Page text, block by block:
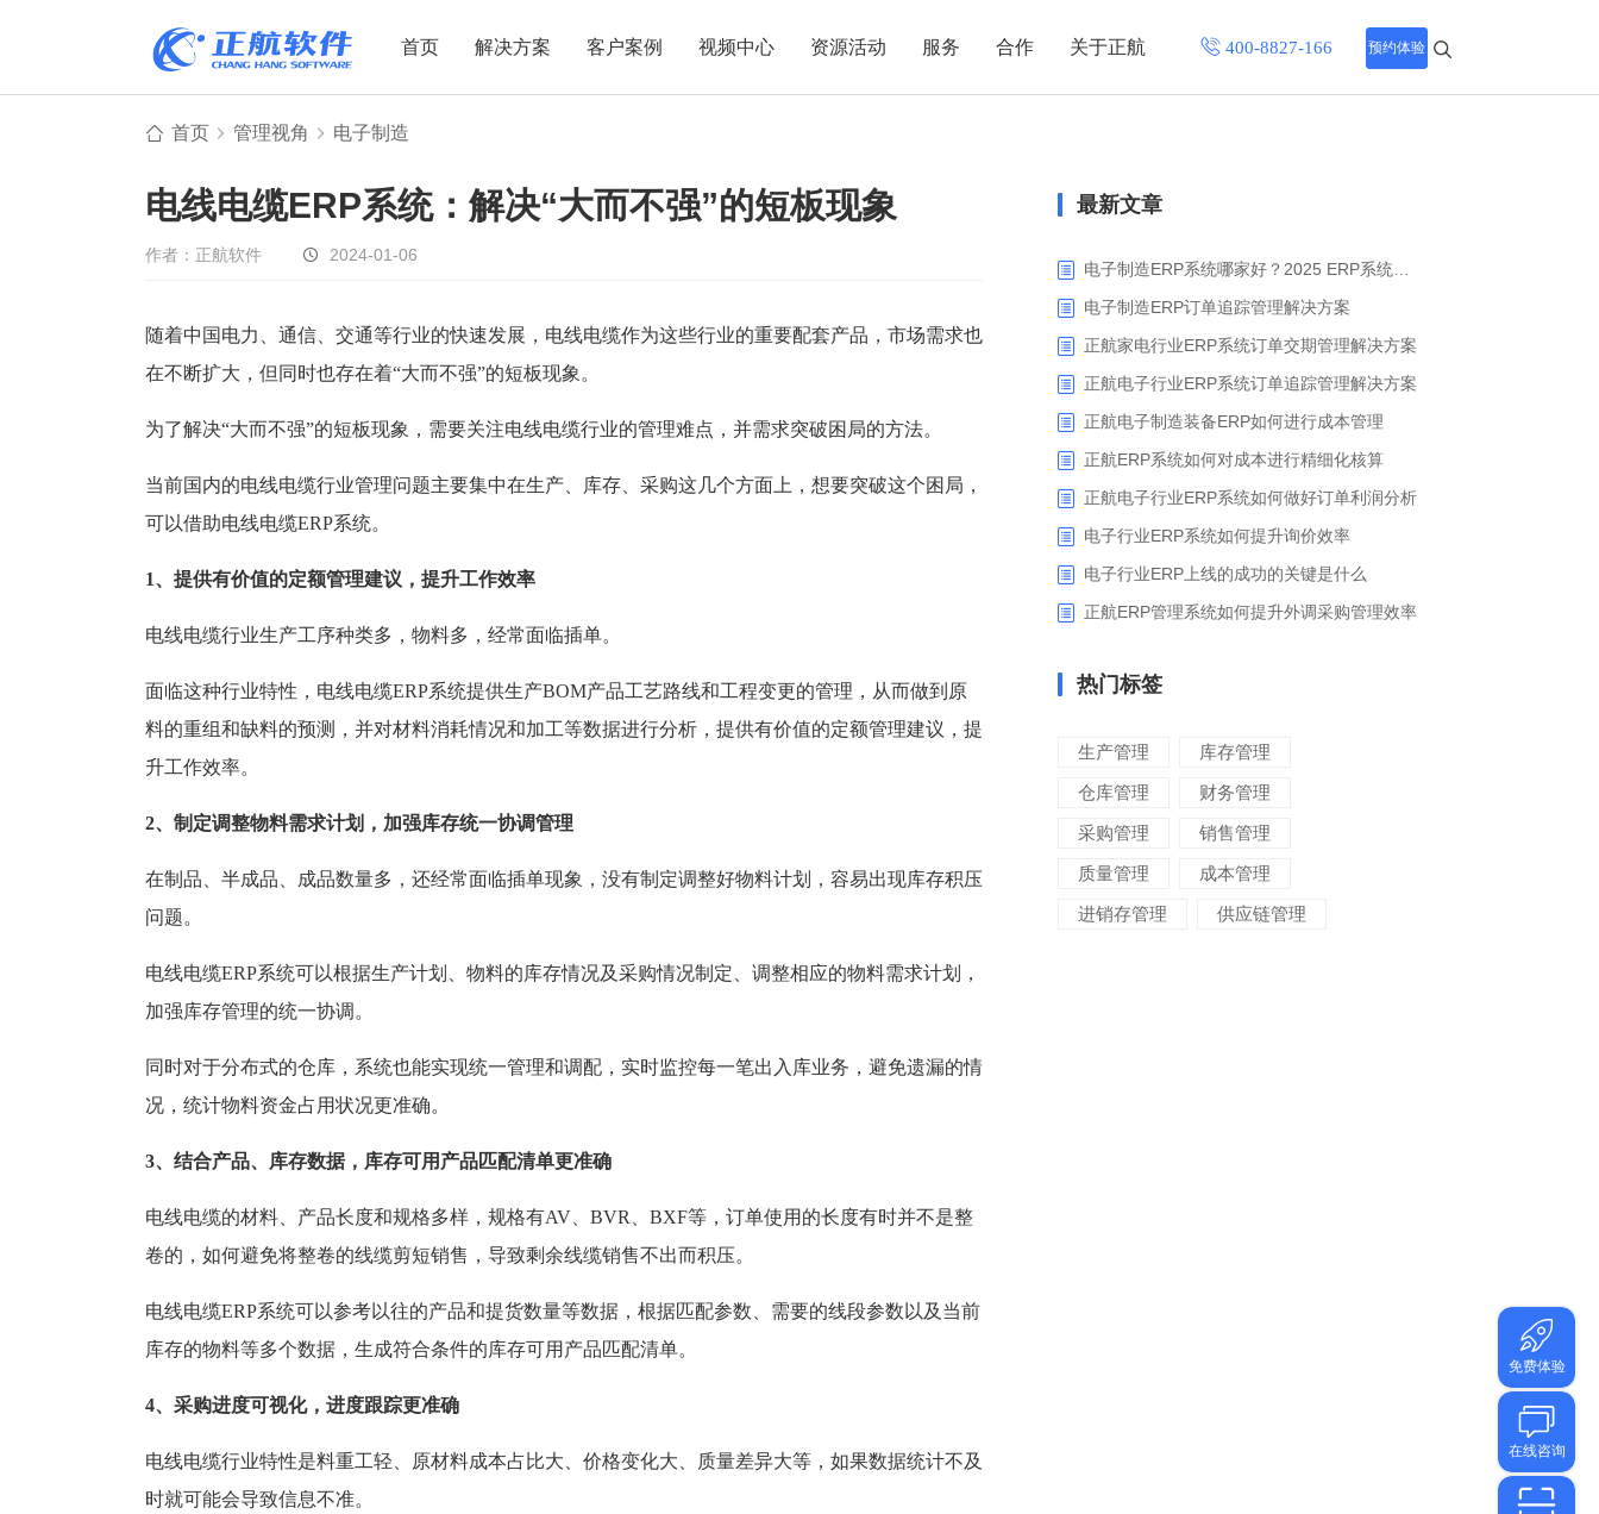
首页 解决方案
设备制造
非标自动化
电子制造
装备制造
PCB行业
塑胶加工
智能制造
查看更多>
电子贸易
大宗贸易
IC贸易行业
工贸一体型
工业设备贸易
查看更多>
生产管理
销售管理
研发管理
APS排程
移动报工
物料齐套
客户案例
机电设备 家用电器 电子制造
视频中心 资源活动
市场活动
服务 合作 关于正航
正航简介
正航历程
预约体验
首页 管理视角 电子制造
电线电缆ERP系统：解决“大而不强”的短板现象
作者：正航软件 2024-01-06
随着中国电力、通信、交通等行业的快速发展，电线电缆作为这些行业的重要配套产品，市场需求也
在不断扩大，但同时也存在着“大而不强”的短板现象。
为了解决“大而不强”的短板现象，需要关注电线电缆行业的管理难点，并需求突破困局的方法。
当前国内的电线电缆行业管理问题主要集中在生产、库存、采购这几个方面上，想要突破这个困局，
可以借助电线电缆ERP系统。
1、提供有价值的定额管理建议，提升工作效率
电线电缆行业生产工序种类多，物料多，经常面临插单。
面临这种行业特性，电线电缆ERP系统提供生产BOM产品工艺路线和工程变更的管理，从而做到原
料的重组和缺料的预测，并对材料消耗情况和加工等数据进行分析，提供有价值的定额管理建议，提
升工作效率。
2、制定调整物料需求计划，加强库存统一协调管理
在制品、半成品、成品数量多，还经常面临插单现象，没有制定调整好物料计划，容易出现库存积压
问题。
电线电缆ERP系统可以根据生产计划、物料的库存情况及采购情况制定、调整相应的物料需求计划，
加强库存管理的统一协调。
同时对于分布式的仓库，系统也能实现统一管理和调配，实时监控每一笔出入库业务，避免遗漏的情
况，统计物料资金占用状况更准确。
3、结合产品、库存数据，库存可用产品匹配清单更准确
电线电缆的材料、产品长度和规格多样，规格有AV、BVR、BXF等，订单使用的长度有时并不是整
卷的，如何避免将整卷的线缆剪短销售，导致剩余线缆销售不出而积压。
电线电缆ERP系统可以参考以往的产品和提货数量等数据，根据匹配参数、需要的线段参数以及当前
库存的物料等多个数据，生成符合条件的库存可用产品匹配清单。
4、采购进度可视化，进度跟踪更准确
电线电缆行业特性是料重工轻、原材料成本占比大、价格变化大、质量差异大等，如果数据统计不及
时就可能会导致信息不准。
最新文章
电子制造ERP订单追踪管理解决方案
正航家电行业ERP系统订单交期管理解决方案
正航电子行业ERP系统订单追踪管理解决方案
正航电子制造装备ERP如何进行成本管理
正航ERP系统如何对成本进行精细化核算
正航电子行业ERP系统如何做好订单利润分析
电子行业ERP系统如何提升询价效率
电子行业ERP上线的成功的关键是什么
正航ERP管理系统如何提升外调采购管理效率
热门标签
生产管理
库存管理
仓库管理
财务管理
采购管理
销售管理
质量管理
成本管理
进销存管理
供应链管理